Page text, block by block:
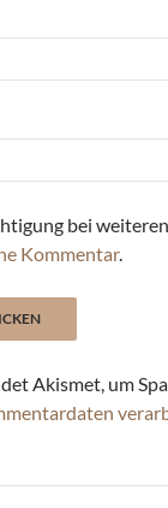
bei
Kommentar.
Akismet, um